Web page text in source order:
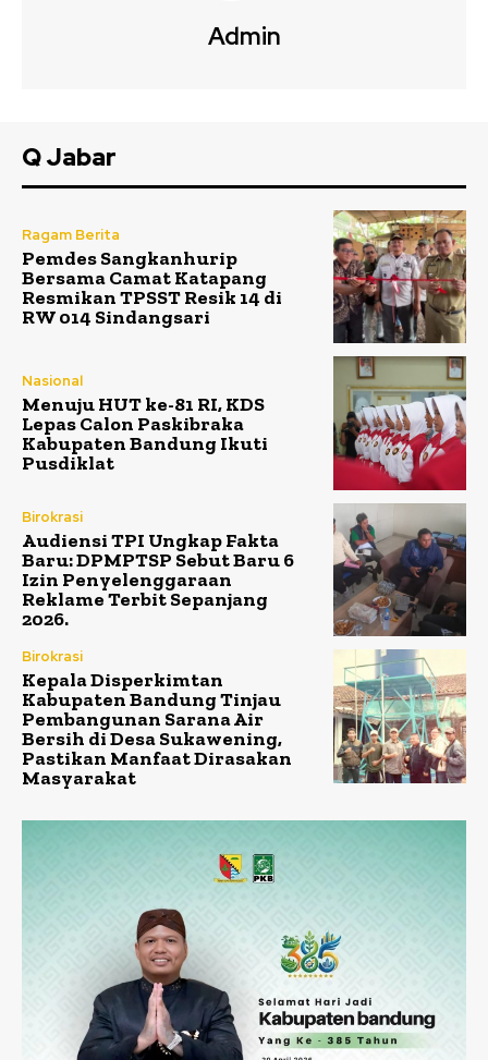
Admin
Q Jabar
Ragam Berita
Pemdes Sangkanhurip
Bersama Camat Katapang
Resmikan TPSST Resik 14 di
RW 014 Sindangsari
Nasional
Menuju HUT ke-81 RI, KDS
Lepas Calon Paskibraka
Kabupaten Bandung Ikuti
Pusdiklat
Birokrasi
Audiensi TPI Ungkap Fakta
Baru: DPMPTSP Sebut Baru 6
Izin Penyelenggaraan
Reklame Terbit Sepanjang
2026.
Birokrasi
Kepala Disperkimtan
Kabupaten Bandung Tinjau
Pembangunan Sarana Air
Bersih di Desa Sukawening,
Pastikan Manfaat Dirasakan
Masyarakat